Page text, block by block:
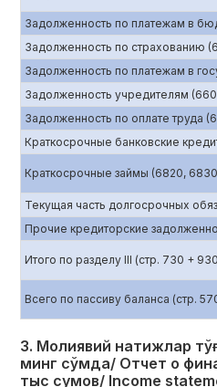
Задолженность по платежам в
Задолженность по страхованию
Задолженность по платежам в
Задолженность учредителям
Задолженность по оплате труда
Краткосрочные банковские
Краткосрочные займы (6820,
Текущая часть долгосрочных
Прочие кредиторские
Итого по разделу III (стр. 730 +
Всего по пассиву баланса (стр.
3. Молиявий натижлар
минг сўмда/ Отчет о
тыс сумов/ Income